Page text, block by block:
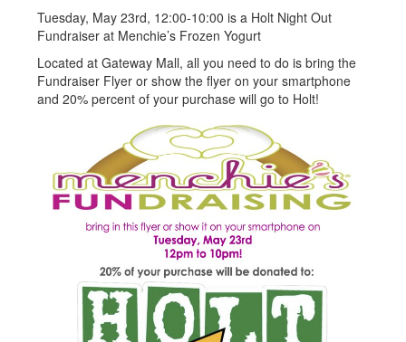
Tuesday, May 23rd, 12:00-10:00 is a Holt Night Out
Fundraiser at Menchie’s Frozen Yogurt
Located at Gateway Mall, all you need to do is bring the
Fundraiser Flyer or show the flyer on your smartphone
and 20% percent of your purchase will go to Holt!